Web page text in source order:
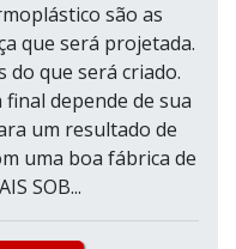
são as
que será projetada.
do que será criado.
depende de sua
um resultado de
uma boa fábrica de
SOB...